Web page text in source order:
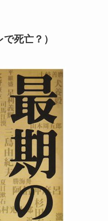
死亡？）